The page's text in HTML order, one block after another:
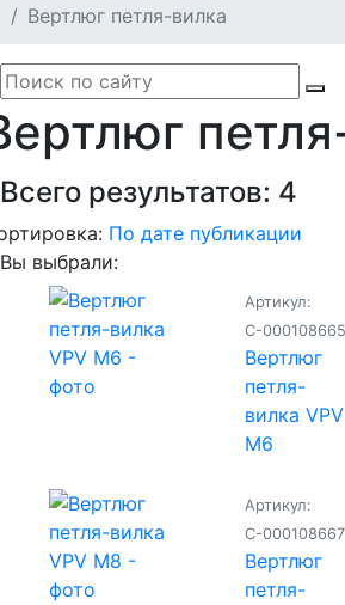
Вертлюг петля-вилка
Всего результатов: 4
По дате публикации
Вы выбрали:
Артикул:
С-000108665
Вертлюг
петля-
вилка VPV
M6
Артикул:
С-000108667
Вертлюг
петля-